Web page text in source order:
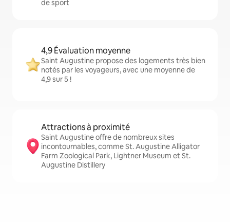
de sport
4,9 Évaluation moyenne
Saint Augustine propose des logements très bien
notés par les voyageurs, avec une moyenne de
4,9 sur 5 !
Attractions à proximité
Saint Augustine offre de nombreux sites
incontournables, comme St. Augustine Alligator
Farm Zoological Park, Lightner Museum et St.
Augustine Distillery